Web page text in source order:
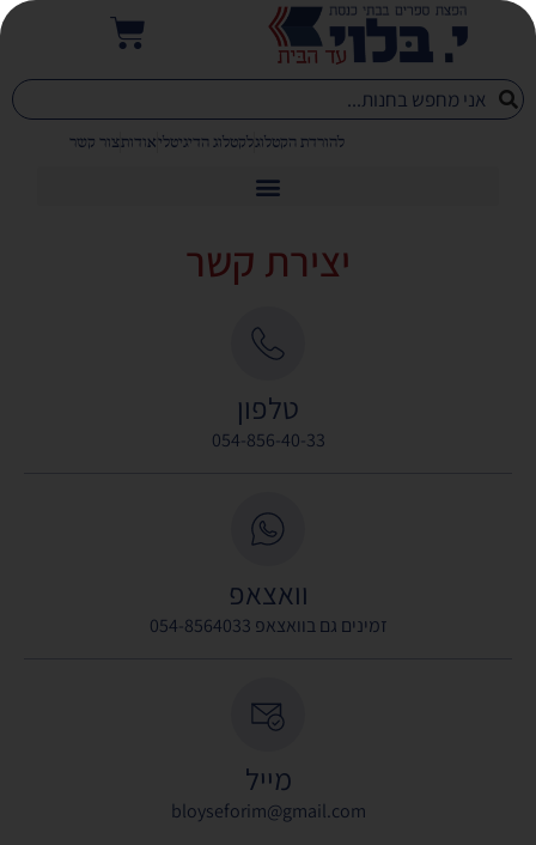
להורדת הקטלוגלקטלוג הדיגיטליאודותצור קשר
יצירת קשר
טלפון
054-856-40-33
וואצאפ
זמינים גם בוואצאפ 054-8564033
מייל
bloyseforim@gmail.com